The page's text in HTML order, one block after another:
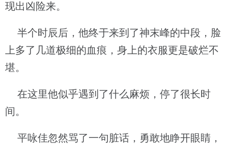
现出凶险来。
半个时辰后，他终于来到了神末峰的中段，脸
上多了几道极细的血痕，身上的衣服更是破烂不
堪。
在这里他似乎遇到了什么麻烦，停了很长时
间。
平咏佳忽然骂了一句脏话，勇敢地睁开眼睛，